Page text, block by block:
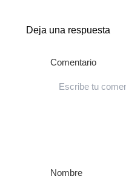
Deja una respuesta
Comentario
Nombre